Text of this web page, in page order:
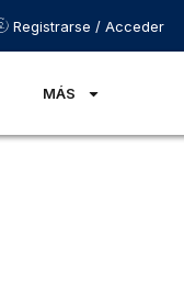
Registrarse / Acceder
MÁS